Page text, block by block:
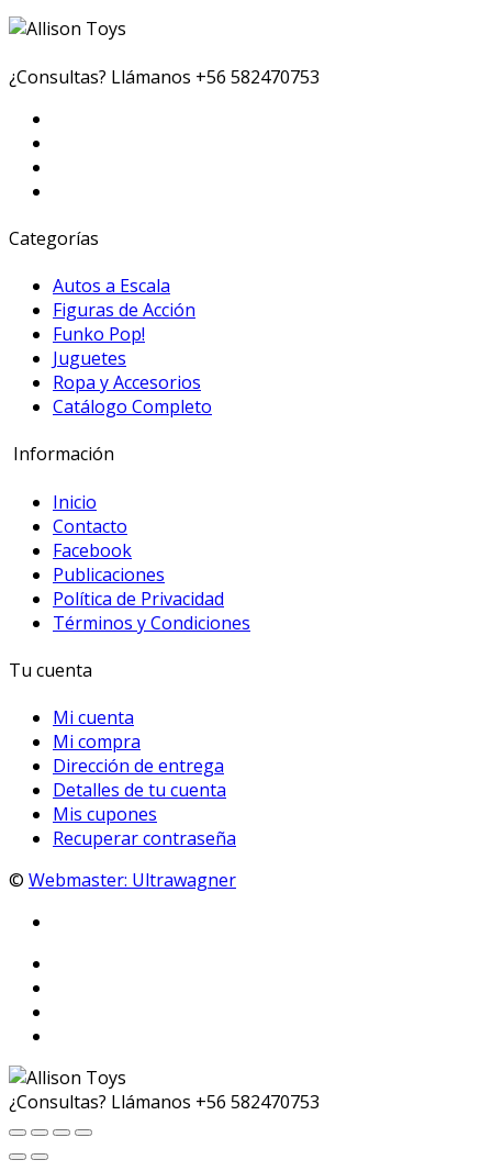
¿Consultas? Llámanos +56 582470753
Categorías
Autos a Escala
Figuras de Acción
Funko Pop!
Juguetes
Ropa y Accesorios
Catálogo Completo
Información
Inicio
Contacto
Facebook
Publicaciones
Política de Privacidad
Términos y Condiciones
Tu cuenta
Mi cuenta
Mi compra
Dirección de entrega
Detalles de tu cuenta
Mis cupones
Recuperar contraseña
© Webmaster: Ultrawagner
¿Consultas? Llámanos +56 582470753